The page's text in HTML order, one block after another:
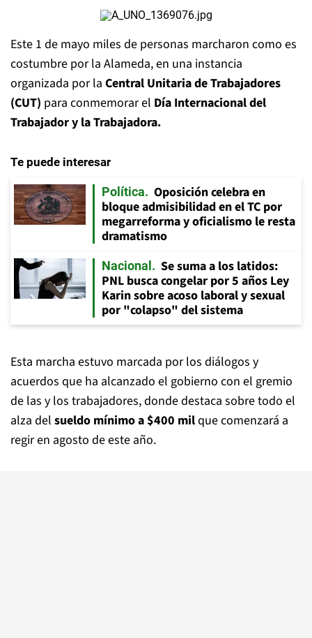
Este 1 de mayo miles de personas marcharon como es
costumbre por la Alameda, en una instancia
organizada por la Central Unitaria de Trabajadores
(CUT) para conmemorar el Día Internacional del
Trabajador y la Trabajadora.
Te puede interesar
Política
Oposición celebra en
bloque admisibilidad en el TC por
megarreforma y oficialismo le resta
dramatismo
Nacional
Se suma a los latidos:
PNL busca congelar por 5 años Ley
Karin sobre acoso laboral y sexual
por "colapso" del sistema
Esta marcha estuvo marcada por los diálogos y
acuerdos que ha alcanzado el gobierno con el gremio
de las y los trabajadores, donde destaca sobre todo el
alza del sueldo mínimo a $400 milque comenzará a
regir en agosto de este año.